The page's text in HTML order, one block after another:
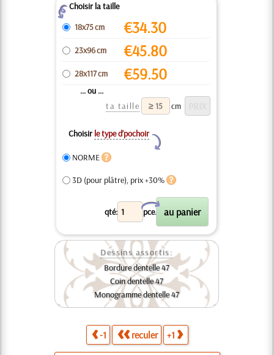
ZChoisir la taille
18x75 cm
€34.30
23x96 cm €45.80
28x117 cm €59.50
... ou ...
ta taille
cm
Choisir le type d’pochoir
Y
NORME
3D (pour plâtre), prix +30%
qté: pce.
X
Dessins assortis:
Bordure dentelle 47
Coin dentelle 47
Monogramme dentelle 47
-1 reculer +1